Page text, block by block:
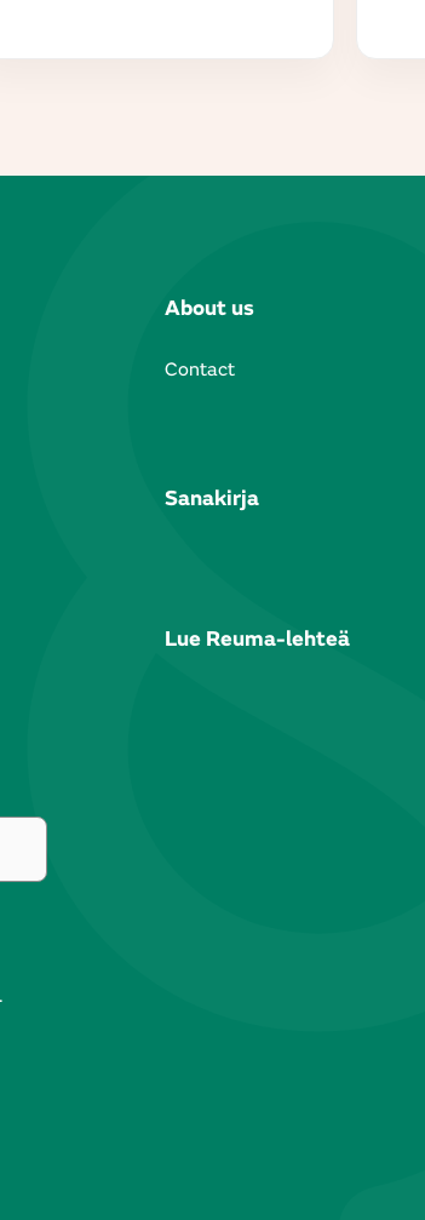
About us
Contact
Sanakirja
Lue Reuma-lehteä